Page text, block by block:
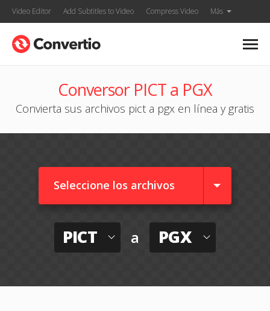
Video Editor Add Subtitles to Video Compress Video Más
Conversor PICT a PGX
Convierta sus archivos pict a pgx en línea y gratis
Seleccione los archivos
PICT a PGX